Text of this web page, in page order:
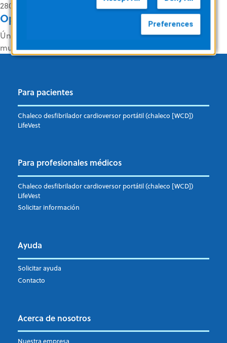
28036 Madrid
Oportunidades de trabajo en ZOLL
Únase a ZOLL para ayudar a salvar vidas en todo el
mundo:careers.zoll.com
Para pacientes
Chaleco desfibrilador cardioversor portátil (chaleco [WCD])
LifeVest
Para profesionales médicos
Chaleco desfibrilador cardioversor portátil (chaleco [WCD])
LifeVest
Solicitar información
Ayuda
Solicitar ayuda
Contacto
Acerca de nosotros
Nuestra empresa
Preferences